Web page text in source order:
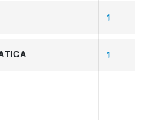
1
1